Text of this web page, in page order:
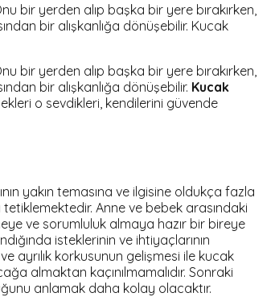
bir yerden alıp başka bir yere bırakırken,
bir alışkanlığa dönüşebilir. Kucak
bir yerden alıp başka bir yere bırakırken,
bir alışkanlığa dönüşebilir. Kucak
o sevdikleri, kendilerini güvende
yakın temasına ve ilgisine oldukça fazla
Anne ve bebek arasındaki
ve sorumluluk almaya hazır bir bireye
isteklerinin ve ihtiyaçlarının
ayrılık korkusunun gelişmesi ile kucak
almaktan kaçınılmamalıdır. Sonraki
anlamak daha kolay olacaktır.